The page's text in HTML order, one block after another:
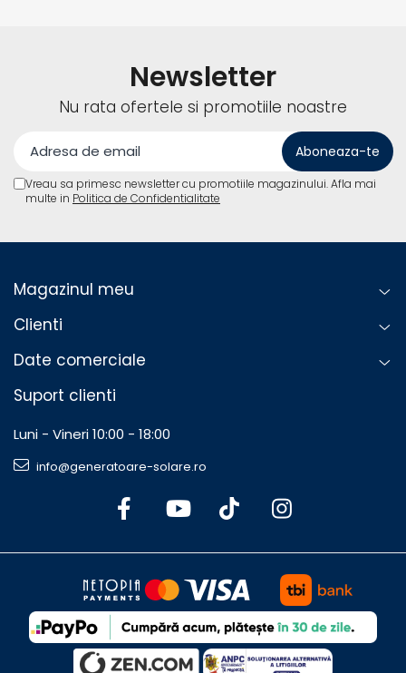
Newsletter
Nu rata ofertele si promotiile noastre
Vreau sa primesc newsletter cu promotiile magazinului. Afla mai
multe in Politica de Confidentialitate
Magazinul meu
Clienti
Date comerciale
Suport clienti
Luni - Vineri 10:00 - 18:00
info@generatoare-solare.ro